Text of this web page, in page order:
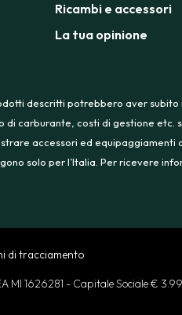
Ricambi e accessori
La tua opinione
descritti potrebbero aver
di carburante, costi di gestione
accessori ed equipaggiamenti
solo per l’Italia. Per ricevere
di tracciamento
MI 1626281 - Capitale Sociale €